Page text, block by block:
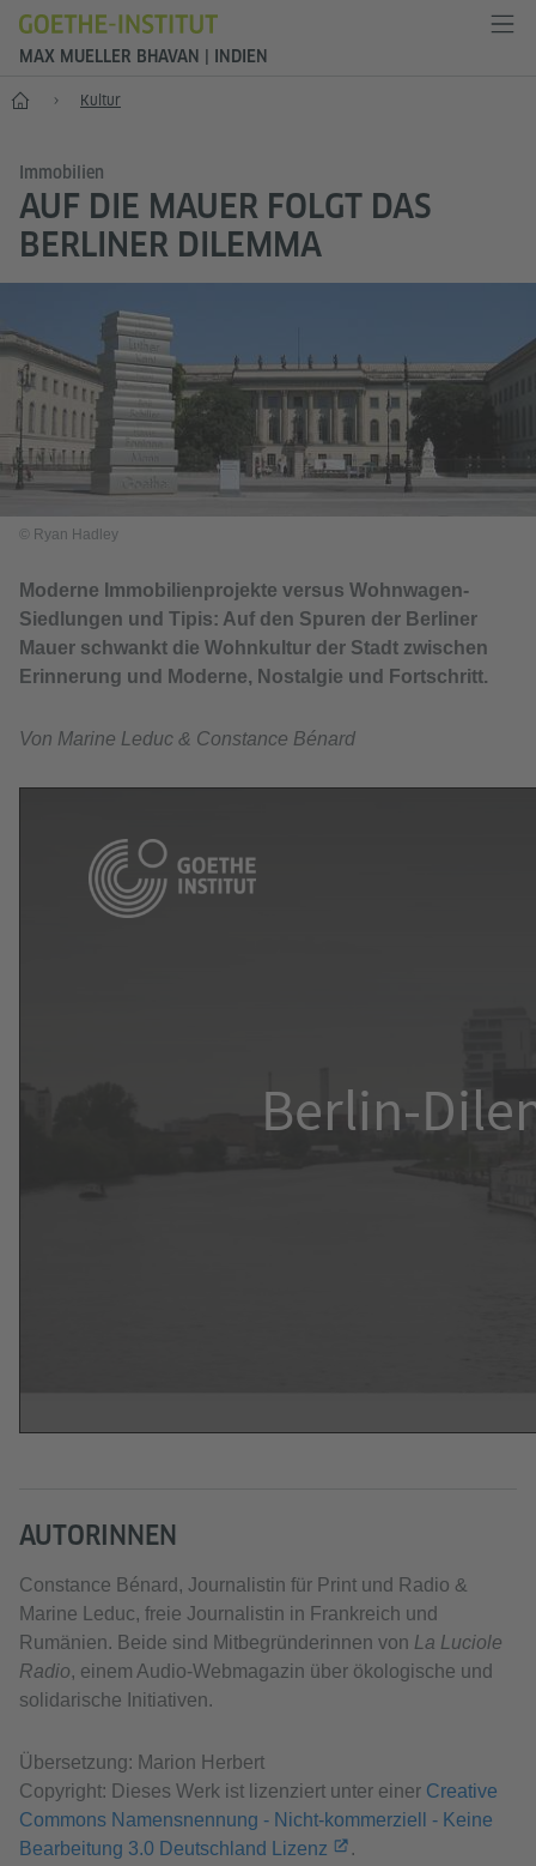
MAX MUELLER BHAVAN | INDIEN
Start Kultur
Immobilien
AUF DIE MAUER FOLGT DAS
BERLINER DILEMMA
© Ryan Hadley
Moderne Immobilienprojekte versus Wohnwagen-
Siedlungen und Tipis: Auf den Spuren der Berliner
Mauer schwankt die Wohnkultur der Stadt zwischen
Erinnerung und Moderne, Nostalgie und Fortschritt.
Von Marine Leduc & Constance Bénard
AUTORINNEN
Constance Bénard, Journalistin für Print und Radio &
Marine Leduc, freie Journalistin in Frankreich und
Rumänien. Beide sind Mitbegründerinnen von La Luciole
Radio, einem Audio-Webmagazin über ökologische und
solidarische Initiativen.
Übersetzung: Marion Herbert
Copyright: Dieses Werk ist lizenziert unter einer Creative
Commons Namensnennung - Nicht-kommerziell - Keine
Bearbeitung 3.0 Deutschland Lizenz
.